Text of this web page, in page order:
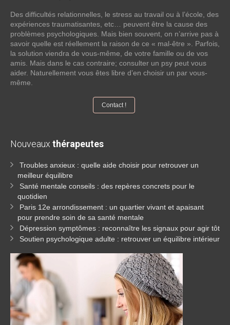
Des difficultés relationnelles, le stress au travail ou à l’école, des
expériences traumatisantes, etc… peuvent être la cause des
problèmes psychologiques. Mais bien souvent, on n’arrive pas à
savoir quelle est réellement la raison de ce « mal-être ». Parfois,
la solution viendra de vous-même, de votre famille ou de vos
amis. Mais dans le cas contraire; consulter un psy peut vous
aider. Naturellement vous êtes libre d’en choisir un par vous-
même.
Contact !
Nouveaux thérapeutes
Troubles anxieux : quelle aide choisir pour retrouver un
meilleur équilibre
Santé mentale conseils : des repères concrets pour le
quotidien
Paris 12e arrondissement : un quartier vivant et apaisant
pour prendre soin de sa santé mentale
Dépression symptômes : reconnaître les signaux pour agir tôt
Soutien psychologique adulte : retrouver un équilibre intérieur